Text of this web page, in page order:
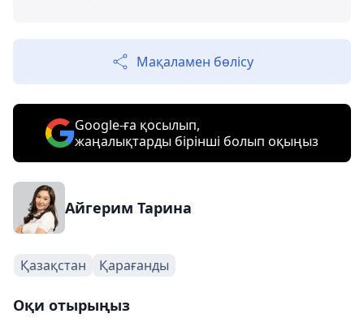
Мақаламен бөлісу
Google-ға қосылып,
жаңалықтарды бірінші болып оқыңыз
Айгерим Тарина
Қазақстан Қарағанды
Оқи отырыңыз